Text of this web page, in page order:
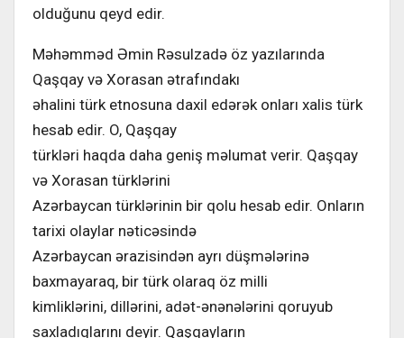
olduğunu qeyd edir.
Məhəmməd Əmin Rəsulzadə öz yazılarında
Qaşqay və Xorasan ətrafındakı
əhalini türk etnosuna daxil edərək onları xalis türk
hesab edir. O, Qaşqay
türkləri haqda daha geniş məlumat verir. Qaşqay
və Xorasan türklərini
Azərbaycan türklərinin bir qolu hesab edir. Onların
tarixi olaylar nəticəsində
Azərbaycan ərazisindən ayrı düşmələrinə
baxmayaraq, bir türk olaraq öz milli
kimliklərini, dillərini, adət-ənənələrini qoruyub
saxladıqlarını deyir. Qaşqayların